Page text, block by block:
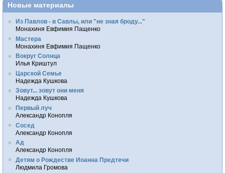
Новые материалы
Из Павлов - в Савлы, или "не зная броду..."
Монахиня Евфимия Пащенко
Мастера
Монахиня Евфимия Пащенко
Вокруг Солнца
Илья Криштул
Царской Семье
Надежда Кушкова
Зовут... зовут они меня
Надежда Кушкова
Первый луч
Александр Конопля
Сосед
Александр Конопля
Ад
Александр Конопля
Детям о Рождестве Иоанна Предтечи
Людмила Громова